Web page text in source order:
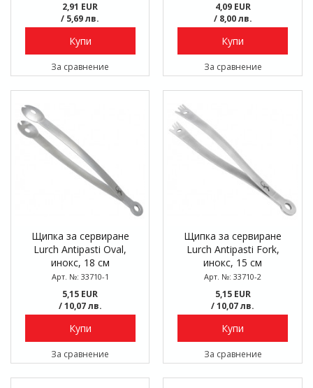
2,91 EUR
/ 5,69 лв.
Купи
За сравнение
4,09 EUR
/ 8,00 лв.
Купи
За сравнение
Щипка за сервиране
Lurch Antipasti Oval,
инокс, 18 см
Арт. №: 33710-1
5,15 EUR
/ 10,07 лв.
Купи
За сравнение
Щипка за сервиране
Lurch Antipasti Fork,
инокс, 15 см
Арт. №: 33710-2
5,15 EUR
/ 10,07 лв.
Купи
За сравнение